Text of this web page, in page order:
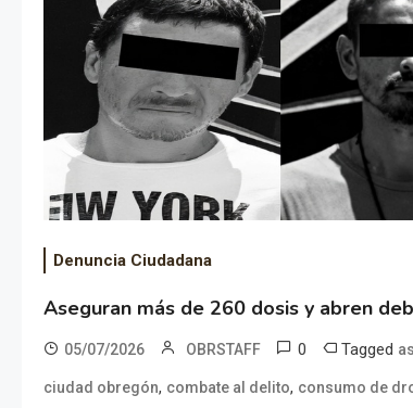
Denuncia Ciudadana
Aseguran más de 260 dosis y abren
05/07/2026 OBRSTAFF 0 Tagged
ciudad obregón, combate al delito, consumo de